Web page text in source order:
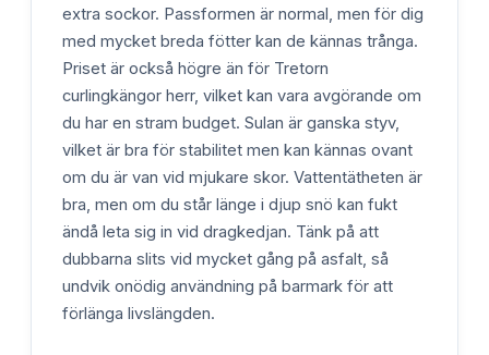
extra sockor. Passformen är normal, men för dig
med mycket breda fötter kan de kännas trånga.
Priset är också högre än för Tretorn
curlingkängor herr, vilket kan vara avgörande om
du har en stram budget. Sulan är ganska styv,
vilket är bra för stabilitet men kan kännas ovant
om du är van vid mjukare skor. Vattentätheten är
bra, men om du står länge i djup snö kan fukt
ändå leta sig in vid dragkedjan. Tänk på att
dubbarna slits vid mycket gång på asfalt, så
undvik onödig användning på barmark för att
förlänga livslängden.